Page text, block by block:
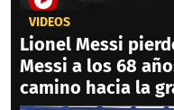
VIDEOS
Lionel Messi
Messi a los 68
camino hacia la